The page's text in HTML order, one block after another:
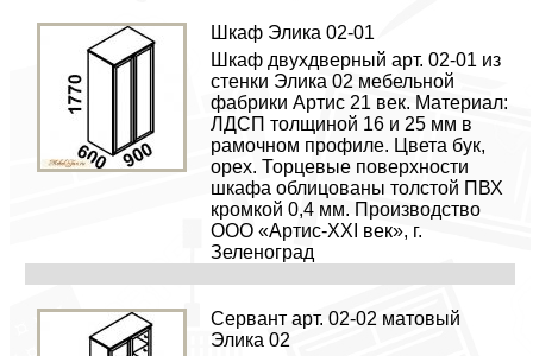
Шкаф Элика 02-01
Шкаф двухдверный арт. 02-01 из
стенки Элика 02 мебельной
фабрики Артис 21 век. Материал:
ЛДСП толщиной 16 и 25 мм в
рамочном профиле. Цвета бук,
орех. Торцевые поверхности
шкафа облицованы толстой ПВХ
кромкой 0,4 мм. Производство
ООО «Артис-XXI век», г.
Зеленоград
Сервант арт. 02-02 матовый
Элика 02